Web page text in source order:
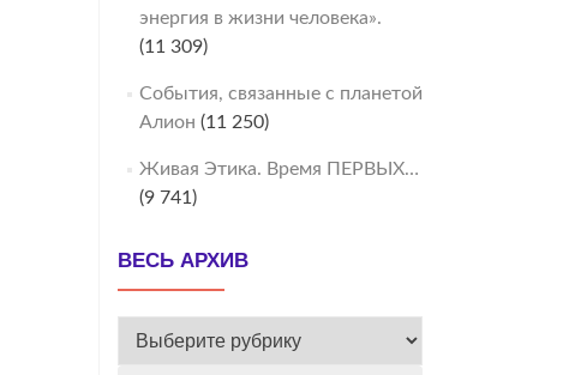
энергия в жизни человека».
(11 309)
События, связанные с планетой
Алион (11 250)
Живая Этика. Время ПЕРВЫХ…
(9 741)
ВЕСЬ АРХИВ
ВЕСЬ